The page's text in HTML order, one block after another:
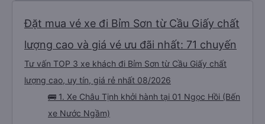
Đặt mua vé xe đi Bỉm Sơn từ Cầu Giấy chất
lượng cao và giá vé ưu đãi nhất: 71 chuyến
Tư vấn TOP 3 xe khách đi Bỉm Sơn từ Cầu Giấy chất
lượng cao, uy tín, giá rẻ nhất 08/2026
🚌 1. Xe Châu Tịnh khởi hành tại 01 Ngọc Hồi (Bến
xe Nước Ngầm)